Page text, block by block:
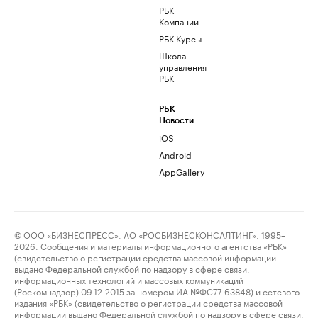
РБК
Компании
РБК Курсы
Школа
управления
РБК
РБК
Новости
iOS
Android
AppGallery
© ООО «БИЗНЕСПРЕСС», АО «РОСБИЗНЕСКОНСАЛТИНГ», 1995–
2026. Сообщения и материалы информационного агентства «РБК»
(свидетельство о регистрации средства массовой информации
выдано Федеральной службой по надзору в сфере связи,
информационных технологий и массовых коммуникаций
(Роскомнадзор) 09.12.2015 за номером ИА №ФС77-63848) и сетевого
издания «РБК» (свидетельство о регистрации средства массовой
информации выдано Федеральной службой по надзору в сфере связи,